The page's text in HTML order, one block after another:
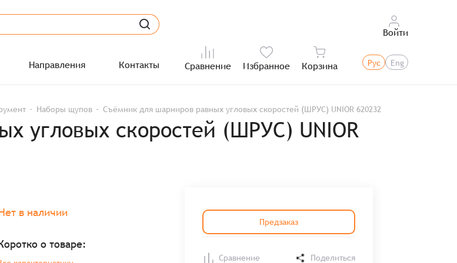
Войти
Направления Контакты Сравнение Избранное Корзина Рус Eng
Наборы щупов Съёмник для шарниров равных угловых скоростей (ШРУС) UNIOR 620232
угловых скоростей (ШРУС) UNIOR
в наличии
о товаре:
Предзаказ
Сравнение Поделиться